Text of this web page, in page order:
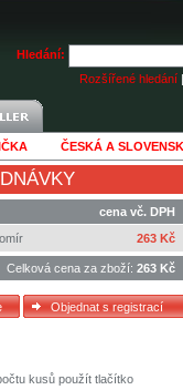
Hledání:
Rozšířené hledání |
ČESKÁ A
cena vč. DPH
263 Kč
Celková cena za zboží: 263 Kč
kusů použít tlačítko